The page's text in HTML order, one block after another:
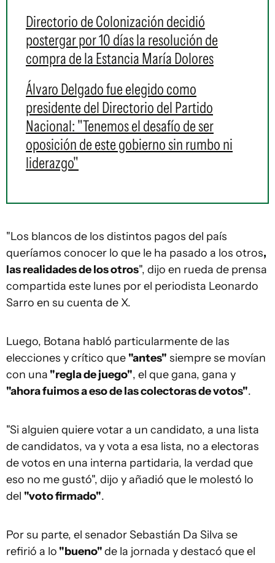
Directorio de Colonización decidió
postergar por 10 días la resolución de
compra de la Estancia María Dolores
Álvaro Delgado fue elegido como
presidente del Directorio del Partido
Nacional: "Tenemos el desafío de ser
oposición de este gobierno sin rumbo ni
liderazgo"
"Los blancos de los distintos pagos del país
queríamos conocer lo que le ha pasado a los otros,
las realidades de los otros", dijo en rueda de prensa
compartida este lunes por el periodista Leonardo
Sarro en su cuenta de X.
Luego, Botana habló particularmente de las
elecciones y crítico que "antes" siempre se movían
con una "regla de juego", el que gana, gana y
"ahora fuimos a eso de las colectoras de votos".
"Si alguien quiere votar a un candidato, a una lista
de candidatos, va y vota a esa lista, no a electoras
de votos en una interna partidaria, la verdad que
eso no me gustó", dijo y añadió que le molestó lo
del "voto firmado".
Por su parte, el senador Sebastián Da Silva se
refirió a lo "bueno"de la jornada y destacó que el